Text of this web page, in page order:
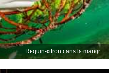
Requin-citron dans la mangrove